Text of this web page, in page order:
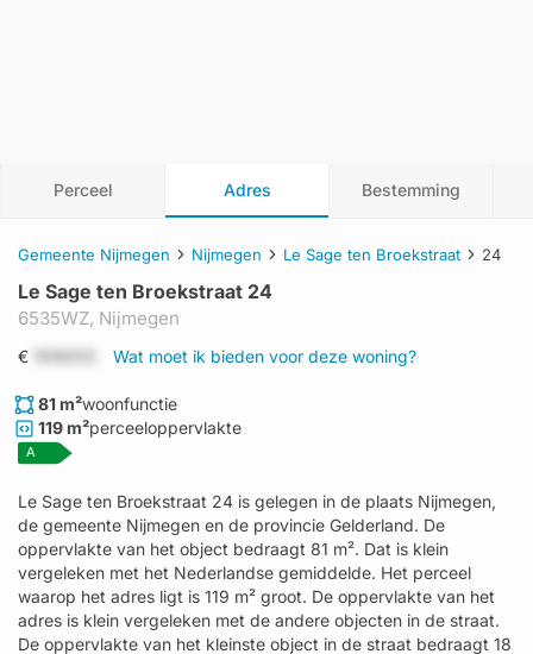
Perceel Adres Bestemming
Gemeente Nijmegen Nijmegen Le Sage ten Broekstraat 24
Le Sage ten Broekstraat 24
6535WZ, Nijmegen
€ Wat moet ik bieden voor deze woning?
81 m²woonfunctie
119 m²perceeloppervlakte
A
Le Sage ten Broekstraat 24 is gelegen in de plaats Nijmegen,
de gemeente Nijmegen en de provincie Gelderland. De
oppervlakte van het object bedraagt 81 m². Dat is klein
vergeleken met het Nederlandse gemiddelde. Het perceel
waarop het adres ligt is 119 m² groot. De oppervlakte van het
adres is klein vergeleken met de andere objecten in de straat.
De oppervlakte van het kleinste object in de straat bedraagt 18